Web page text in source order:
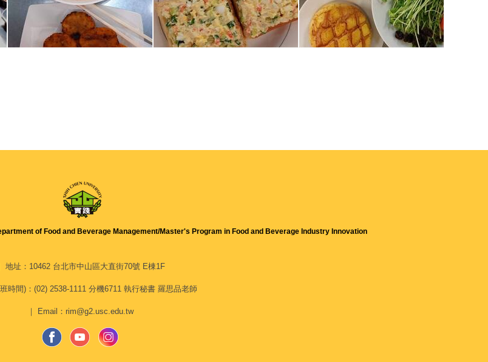
of Food and Beverage Management/Master's Program in Food and Beverage Industry Innovation
地址：10462 台北市中山區大直街70號 E棟1F
班時間)：(02) 2538-1111 分機6711 執行秘書 羅思品老師
｜ Email：rim@g2.usc.edu.tw